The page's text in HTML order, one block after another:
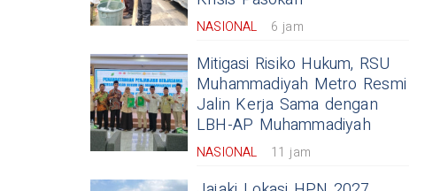
NASIONAL 6 jam
Mitigasi Risiko Hukum, RSU
Muhammadiyah Metro Resmi
Jalin Kerja Sama dengan
LBH-AP Muhammadiyah
NASIONAL 11 jam